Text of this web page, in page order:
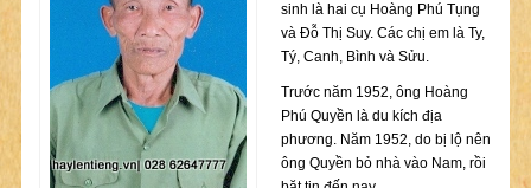
sinh là hai cụ Hoàng Phú Tụng
và Đỗ Thị Suy. Các chị em là Ty,
Tý, Canh, Bình và Sửu.
Trước năm 1952, ông Hoàng
Phú Quyền là du kích địa
phương. Năm 1952, do bị lộ nên
ông Quyền bỏ nhà vào Nam, rồi